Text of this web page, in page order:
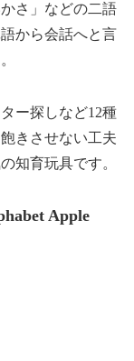
さ」などの二語
から会話へと言
ー探しなど12種
きさせない工夫
知育玩具です。
Apple